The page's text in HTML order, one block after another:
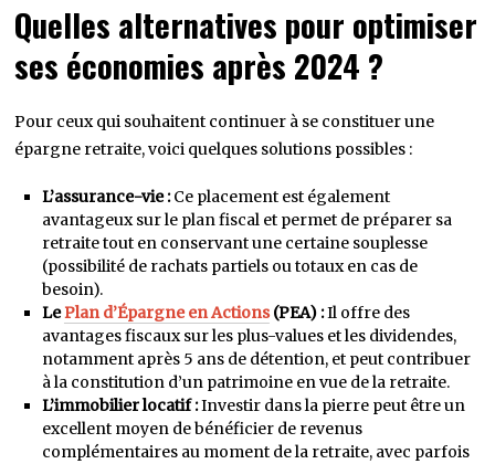
Quelles alternatives pour optimiser
ses économies après 2024 ?
Pour ceux qui souhaitent continuer à se constituer une
épargne retraite, voici quelques solutions possibles :
L’assurance-vie :Ce placement est également
avantageux sur le plan fiscal et permet de préparer sa
retraite tout en conservant une certaine souplesse
(possibilité de rachats partiels ou totaux en cas de
besoin).
LePlan d’Épargne en Actions(PEA) :Il offre des
avantages fiscaux sur les plus-values et les dividendes,
notamment après 5 ans de détention, et peut contribuer
à la constitution d’un patrimoine en vue de la retraite.
L’immobilier locatif :Investir dans la pierre peut être un
excellent moyen de bénéficier de revenus
complémentaires au moment de la retraite, avec parfois